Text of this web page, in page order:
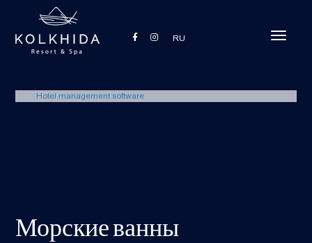
Toggle
RU
Hotel management software
Морские ванны